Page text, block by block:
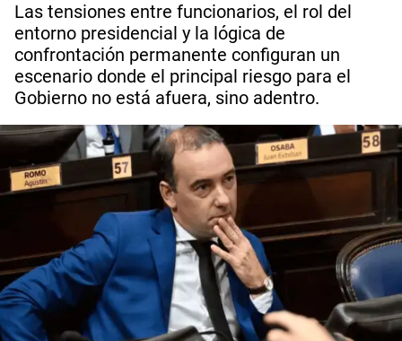
Las tensiones entre funcionarios, el rol del
entorno presidencial y la lógica de
confrontación permanente configuran un
escenario donde el principal riesgo para el
Gobierno no está afuera, sino adentro.